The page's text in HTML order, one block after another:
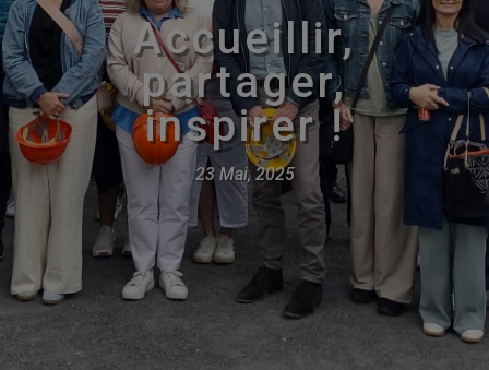
Accueillir,
partager,
inspirer !
23 Mai, 2025